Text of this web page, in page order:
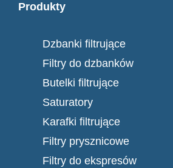
Produkty
Dzbanki filtrujące
Filtry do dzbanków
Butelki filtrujące
Saturatory
Karafki filtrujące
Filtry prysznicowe
Filtry do ekspresów